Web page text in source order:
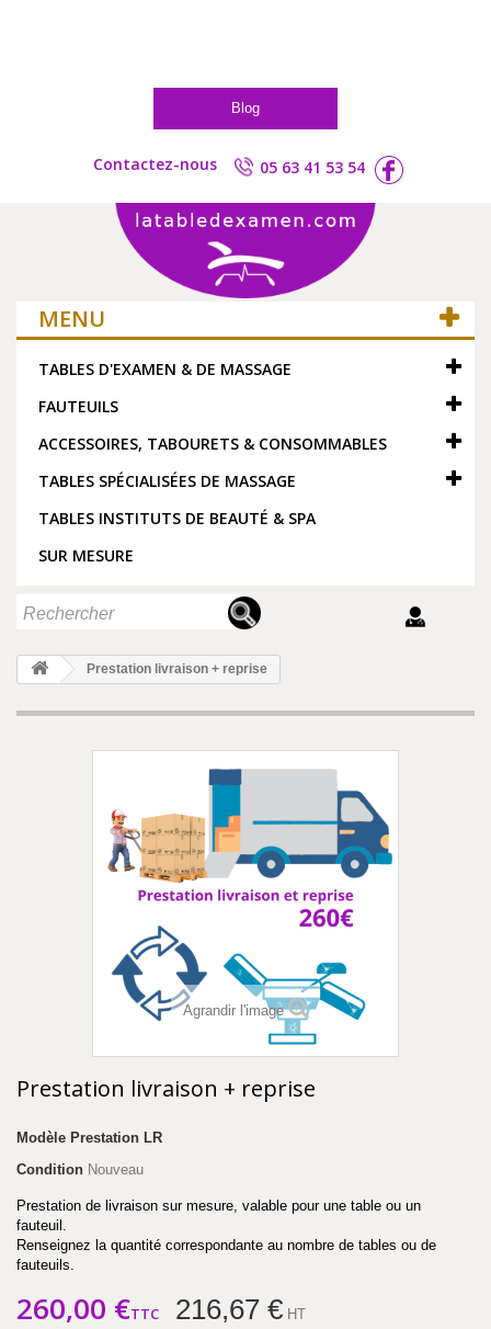
Blog
Contactez-nous 05 63 41 53 54
MENU
TABLES D'EXAMEN & DE MASSAGE
FAUTEUILS
ACCESSOIRES, TABOURETS & CONSOMMABLES
TABLES SPÉCIALISÉES DE MASSAGE
TABLES INSTITUTS DE BEAUTÉ & SPA
SUR MESURE
Prestation livraison + reprise
Agrandir l'image
Prestation livraison + reprise
Modèle Prestation LR
Condition Nouveau
Prestation de livraison sur mesure, valable pour une table ou un
fauteuil.
Renseignez la quantité correspondante au nombre de tables ou de
fauteuils.
260,00 €TTC 216,67 € HT